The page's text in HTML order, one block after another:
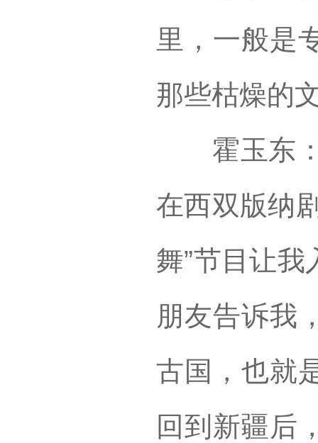
里，一般是
那些枯燥的
霍玉东：
在西双版纳
舞”节目让
朋友告诉我
古国，也就
回到新疆后